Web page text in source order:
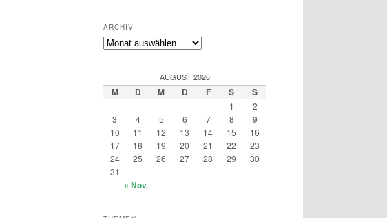
ARCHIV
Archiv
AUGUST 2026
M D M D F S S
1
2
3
4 5 6 7 8
9
10
11 12 13 14 15
16
17
18 19 20 21 22
23
24
25 26 27 28 29
30
31
« Nov.